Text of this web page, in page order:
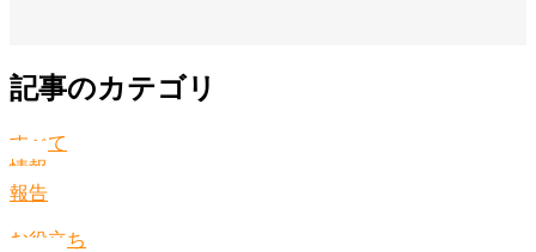
記事のカテゴリ
すべて
情報
報告
お役立ち